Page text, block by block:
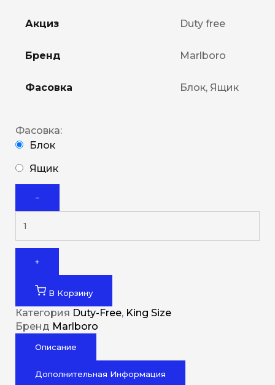
Акциз Duty free
Бренд Marlboro
Фасовка Блок, Ящик
Фасовка:
Блок
Ящик
−
+
В Корзину
Категория Duty-Free, King Size
Бренд Marlboro
Описание
Дополнительная Информация